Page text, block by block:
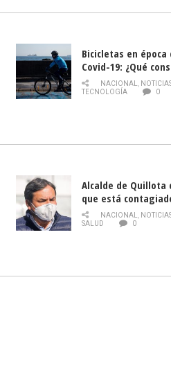
Bicicletas en época
Covid-19: ¿Qué
momento de
NACIONAL,
TECNOLOGÍA
0
Alcalde de Quillota
que está
COVID-19
NACIONAL,
SALUD
0